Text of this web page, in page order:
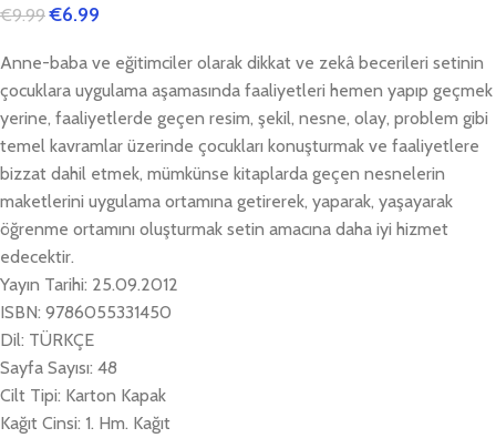
€9.99 €6.99
Anne-baba ve eğitimciler olarak dikkat ve zekâ becerileri setinin
çocuklara uygulama aşamasında faaliyetleri hemen yapıp geçmek
yerine, faaliyetlerde geçen resim, şekil, nesne, olay, problem gibi
temel kavramlar üzerinde çocukları konuşturmak ve faaliyetlere
bizzat dahil etmek, mümkünse kitaplarda geçen nesnelerin
maketlerini uygulama ortamına getirerek, yaparak, yaşayarak
öğrenme ortamını oluşturmak setin amacına daha iyi hizmet
edecektir.
Yayın Tarihi: 25.09.2012
ISBN: 9786055331450
Dil: TÜRKÇE
Sayfa Sayısı: 48
Cilt Tipi: Karton Kapak
Kağıt Cinsi: 1. Hm. Kağıt